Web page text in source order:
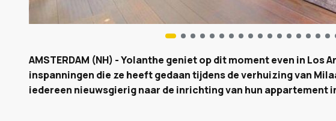
AMSTERDAM (NH) - Yolanthe geniet op dit moment even in Los
inspanningen die ze heeft gedaan tijdens de verhuizing van
iedereen nieuwsgierig naar de inrichting van hun appartement